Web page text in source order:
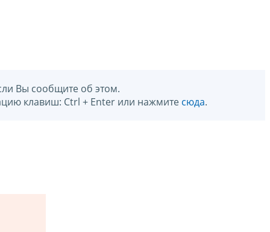
Вы сообщите об этом.
клавиш: Ctrl + Enter или нажмите сюда.